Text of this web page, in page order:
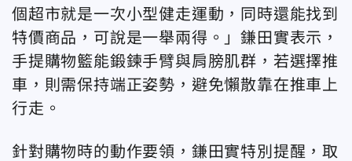
個超市就是一次小型健走運動，同時還能找到
特價商品，可說是一舉兩得。」鎌田實表示，
手提購物籃能鍛鍊手臂與肩膀肌群，若選擇推
車，則需保持端正姿勢，避免懶散靠在推車上
行走。
針對購物時的動作要領，鎌田實特別提醒，取